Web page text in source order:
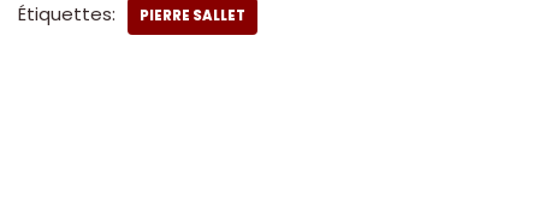
Étiquettes: PIERRE SALLET